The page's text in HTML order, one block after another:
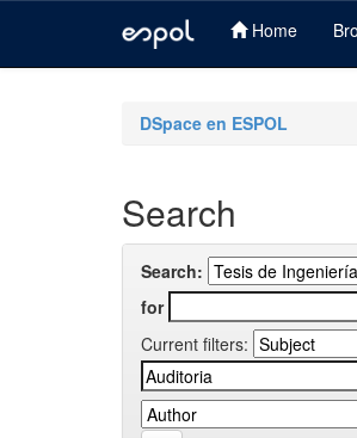
Home
DSpace en ESPOL
Search
Search:
for
Current filters: